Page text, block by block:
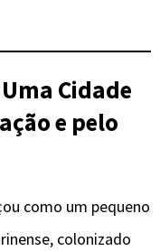
Cidade
e pelo
como um pequeno
colonizado